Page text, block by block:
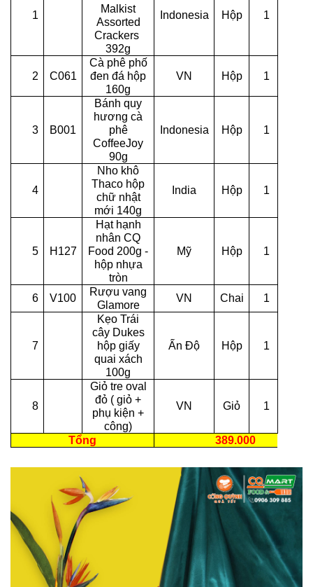
1
Malkist
Assorted
Crackers
392g
Indonesia Hộp 1
2 C061
Cà phê phố
đen đá hộp
160g
VN Hộp 1
3 B001
Bánh quy
hương cà
phê
CoffeeJoy
90g
Indonesia Hộp 1
4
Nho khô
Thaco hộp
chữ nhật
mới 140g
India Hộp 1
5 H127
Hạt hạnh
nhân CQ
Food 200g -
hộp nhựa
tròn
Mỹ Hộp 1
6 V100
Rượu vang
Glamore
VN Chai 1
7
Kẹo Trái
cây Dukes
hộp giấy
quai xách
100g
Ấn Độ Hộp 1
8
Giỏ tre oval
đỏ ( giỏ +
phụ kiện +
công)
VN Giỏ 1
Tổng 389.000